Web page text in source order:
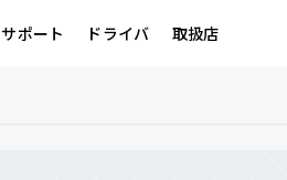
サポート ドライバ 取扱店